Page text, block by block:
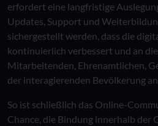
erfordert eine langfristige
Updates, Support und
sichergestellt werden, dass die
kontinuierlich verbessert und an
Mitarbeitenden, Ehrenamtlichen,
der interagierenden Bevölkerung
So ist schließlich das Online-
Chance, die Bindung innerhalb der